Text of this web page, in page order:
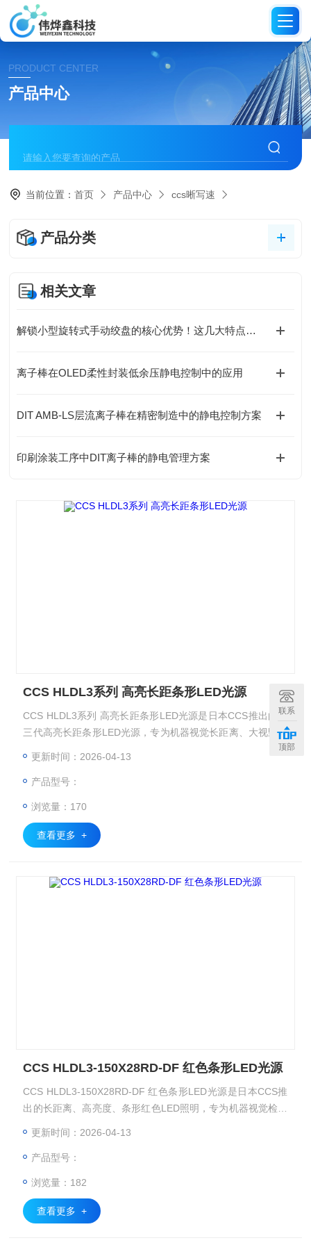
PRODUCT CENTER
产品中心
当前位置：首页 产品中心 ccs晰写速
产品分类
相关文章
解锁小型旋转式手动绞盘的核心优势！这几大特点，让操作更省心
离子棒在OLED柔性封装低余压静电控制中的应用
DIT AMB-LS层流离子棒在精密制造中的静电控制方案
印刷涂装工序中DIT离子棒的静电管理方案
CCS HLDL3系列 高亮长距条形LED光源
CCS HLDL3系列 高亮长距条形LED光源是日本CCS推出的第
三代高亮长距条形LED光源，专为机器视觉长距离、大视野、
高速检测设计。相比上一代HLDL2，窄型亮度提升1.7倍、宽
款型号，覆盖150–1800mm十二种长度、红/白/蓝/红外四种波
更新时间：2026-04-13
产品型号：
浏览量：170
查看更多 +
CCS HLDL3‑150X28RD‑DF 红色条形LED光源
CCS HLDL3‑150X28RD‑DF 红色条形LED光源是日本CCS推
出的长距离、高亮度、条形红色LED照明，专为机器视觉检测
外观检测、尺寸测量、机器人定位等场景，符合CE、UKCA、
更新时间：2026-04-13
产品型号：
浏览量：182
查看更多 +
联系
顶部